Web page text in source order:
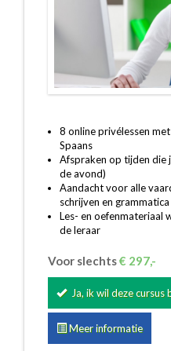
8 online privélessen
Spaans
Afspraken op tijden die
de avond)
Aandacht voor alle
schrijven en grammatica
Les- en
de leraar
Voor slechts€ 297,-
Ja, ik wil deze cursus
Meer informatie